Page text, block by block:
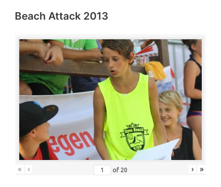
Beach Attack 2013
« ‹ of 20 › »